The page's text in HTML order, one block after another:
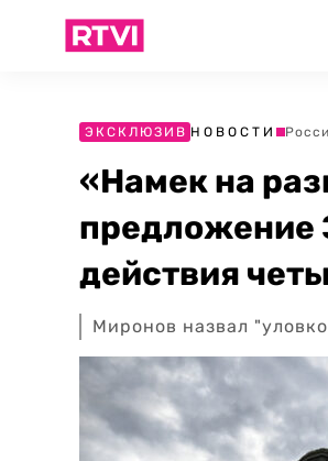
ЭКСКЛЮЗИВ НОВОСТИ
«Намек на
предложение
действия
Миронов назвал